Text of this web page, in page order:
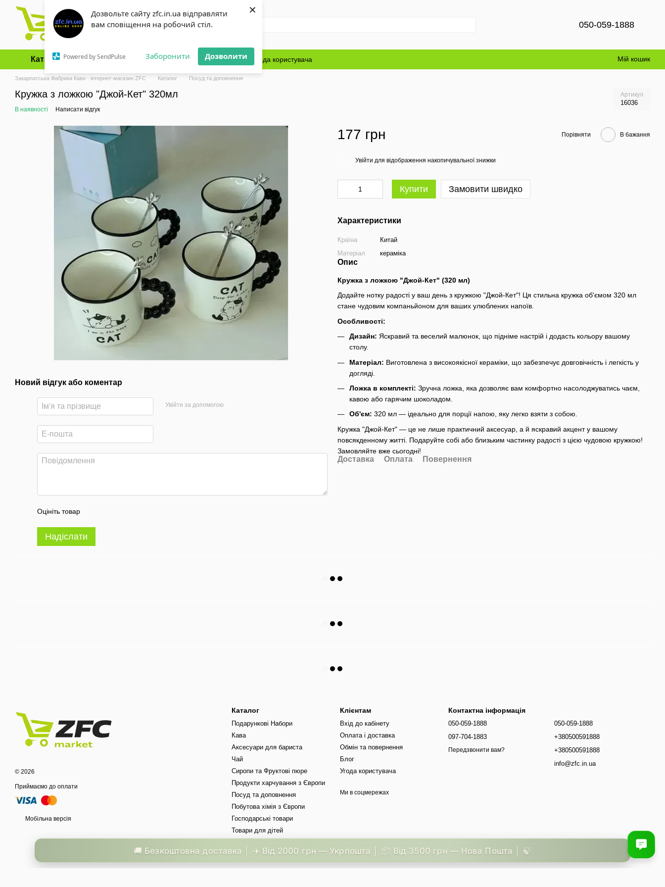
Дозвольте сайту zfc.in.ua відправляти
вам сповіщення на робочий стіл.
Powered by SendPulse Заборонити Дозволити
×
Перейти до основного контенту
050-059-1888
Каталог Оплата і доставка Обмін та повернення Блог Угода користувача Мій кошик
Закарпатська Фабрика Кави - інтернет-магазин ZFC Каталог Посуд та доповнення
Кружка з ложкою "Джой-Кет" 320мл Артикул
16036
В наявності Написати відгук
Новий відгук або коментар
Увійти за допомогою
Оцініть товар
Надіслати
177 грн Порівняти В бажання
Увійти для відображення накопичувальної знижки
Купити Замовити швидко
Характеристики
Країна
Китай
Матеріал
кераміка
Опис
Кружка з ложкою "Джой-Кет" (320 мл)
Додайте нотку радості у ваш день з кружкою "Джой-Кет"! Ця стильна кружка об'ємом 320 мл
стане чудовим компаньйоном для ваших улюблених напоїв.
Особливості:
Дизайн: Яскравий та веселий малюнок, що підніме настрій і додасть кольору вашому
столу.
Матеріал: Виготовлена з високоякісної кераміки, що забезпечує довговічність і легкість у
догляді.
Ложка в комплекті: Зручна ложка, яка дозволяє вам комфортно насолоджуватись чаєм,
кавою або гарячим шоколадом.
Об'єм: 320 мл — ідеально для порції напою, яку легко взяти з собою.
Кружка "Джой-Кет" — це не лише практичний аксесуар, а й яскравий акцент у вашому
повсякденному житті. Подаруйте собі або близьким частинку радості з цією чудовою кружкою!
Замовляйте вже сьогодні!
Доставка Оплата Повернення
© 2026
Приймаємо до оплати
Мобільна версія
Каталог
Подарункові Набори
Кава
Аксесуари для бариста
Чай
Сиропи та Фруктові пюре
Продукти харчування з Європи
Посуд та доповнення
Побутова хімія з Європи
Господарські товари
Товари для дітей
Клієнтам
Вхід до кабінету
Оплата і доставка
Обмін та повернення
Блог
Угода користувача
Ми в соцмережах
Контактна інформація
050-059-1888
097-704-1883
Передзвонити вам?
050-059-1888
+380500591888
+380500591888
info@zfc.in.ua